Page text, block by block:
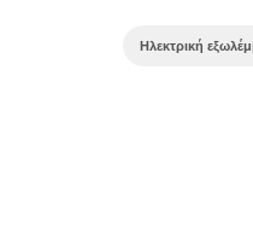
Ηλεκτρική